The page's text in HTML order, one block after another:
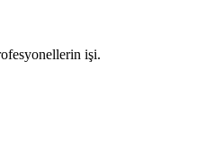
işi.